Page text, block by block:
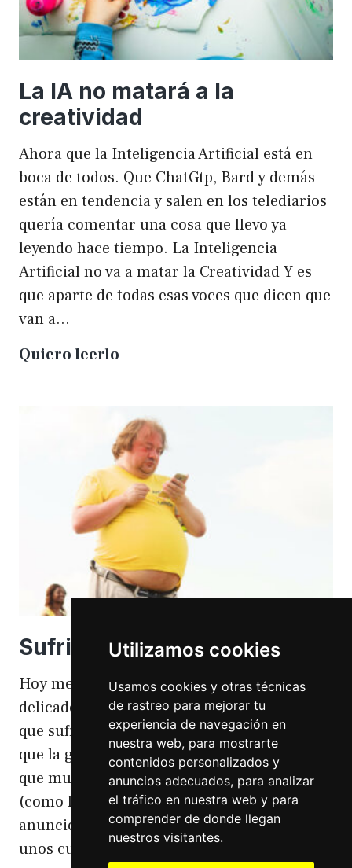
Utilizamos cookies
Usamos cookies y otras técnicas
de rastreo para mejorar tu
experiencia de navegación en
nuestra web, para mostrarte
contenidos personalizados y
anuncios adecuados, para analizar
el tráfico en nuestra web y para
comprender de donde llegan
nuestros visitantes.
rendimiento
y
el
SEO
La IA no matará a la
creatividad
Ahora que la Inteligencia Artificial está en
boca de todos. Que ChatGtp, Bard y demás
están en tendencia y salen en los telediarios
quería comentar una cosa que llevo ya
leyendo hace tiempo. La Inteligencia
Artificial no va a matar la Creatividad Y es
que aparte de todas esas voces que dicen que
van a…
Quiero leerlo
matará
a
la
creatividad
Sufriendo la gordofobia
Hoy me apetece hablar de un temita
delicado. Hoy hablo de gordofobia. Una cosa
que sufro día si día también. Gordofobia Y es
que la gordofobia es algo que existe. Algo
que muchas personas sufrimos en silencio
(como las hemorroides, al igual que en el
anuncio). Nos están vendiendo siempre
unos cuerpos normativos y en…